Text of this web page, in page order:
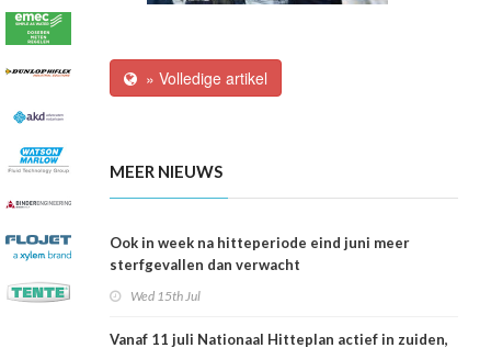
» Volledige artikel
MEER NIEUWS
Ook in week na hitteperiode eind juni meer
sterfgevallen dan verwacht
Wed 15th Jul
Vanaf 11 juli Nationaal Hitteplan actief in zuiden,